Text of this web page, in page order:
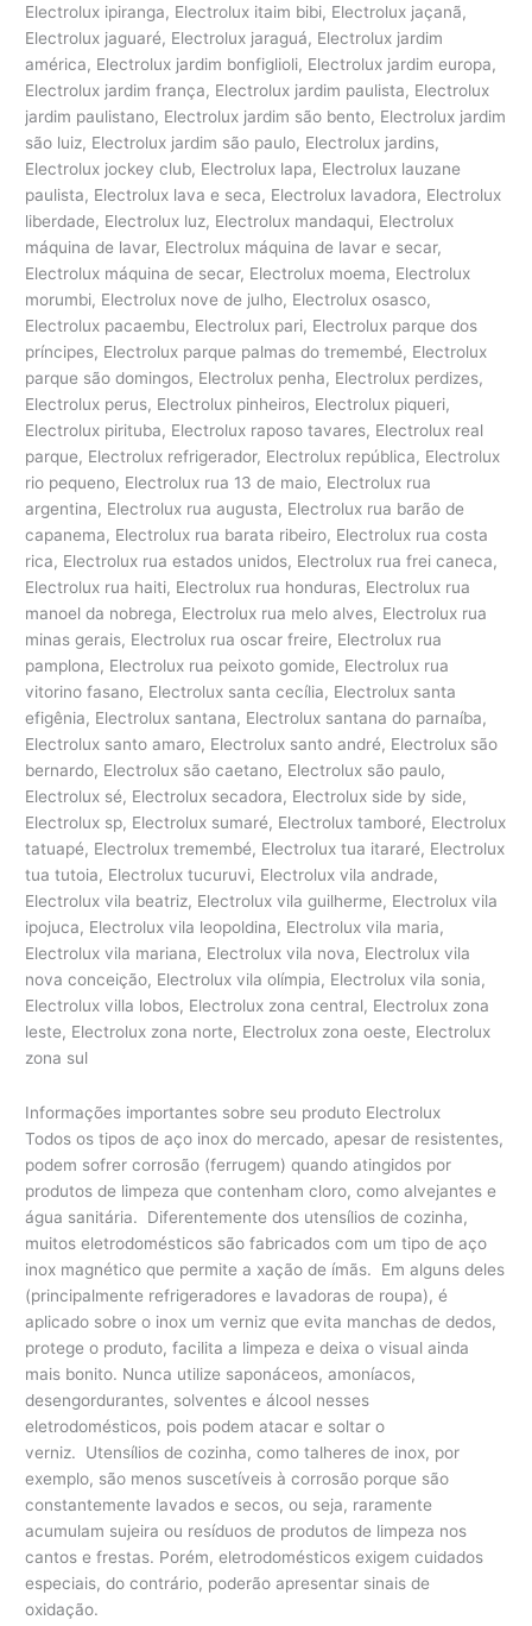
Electrolux ipiranga, Electrolux itaim bibi, Electrolux jaçanã,
Electrolux jaguaré, Electrolux jaraguá, Electrolux jardim
américa, Electrolux jardim bonfiglioli, Electrolux jardim europa,
Electrolux jardim frança, Electrolux jardim paulista, Electrolux
jardim paulistano, Electrolux jardim são bento, Electrolux jardim
são luiz, Electrolux jardim são paulo, Electrolux jardins,
Electrolux jockey club, Electrolux lapa, Electrolux lauzane
paulista, Electrolux lava e seca, Electrolux lavadora, Electrolux
liberdade, Electrolux luz, Electrolux mandaqui, Electrolux
máquina de lavar, Electrolux máquina de lavar e secar,
Electrolux máquina de secar, Electrolux moema, Electrolux
morumbi, Electrolux nove de julho, Electrolux osasco,
Electrolux pacaembu, Electrolux pari, Electrolux parque dos
príncipes, Electrolux parque palmas do tremembé, Electrolux
parque são domingos, Electrolux penha, Electrolux perdizes,
Electrolux perus, Electrolux pinheiros, Electrolux piqueri,
Electrolux pirituba, Electrolux raposo tavares, Electrolux real
parque, Electrolux refrigerador, Electrolux república, Electrolux
rio pequeno, Electrolux rua 13 de maio, Electrolux rua
argentina, Electrolux rua augusta, Electrolux rua barão de
capanema, Electrolux rua barata ribeiro, Electrolux rua costa
rica, Electrolux rua estados unidos, Electrolux rua frei caneca,
Electrolux rua haiti, Electrolux rua honduras, Electrolux rua
manoel da nobrega, Electrolux rua melo alves, Electrolux rua
minas gerais, Electrolux rua oscar freire, Electrolux rua
pamplona, Electrolux rua peixoto gomide, Electrolux rua
vitorino fasano, Electrolux santa cecília, Electrolux santa
efigênia, Electrolux santana, Electrolux santana do parnaíba,
Electrolux santo amaro, Electrolux santo andré, Electrolux são
bernardo, Electrolux são caetano, Electrolux são paulo,
Electrolux sé, Electrolux secadora, Electrolux side by side,
Electrolux sp, Electrolux sumaré, Electrolux tamboré, Electrolux
tatuapé, Electrolux tremembé, Electrolux tua itararé, Electrolux
tua tutoia, Electrolux tucuruvi, Electrolux vila andrade,
Electrolux vila beatriz, Electrolux vila guilherme, Electrolux vila
ipojuca, Electrolux vila leopoldina, Electrolux vila maria,
Electrolux vila mariana, Electrolux vila nova, Electrolux vila
nova conceição, Electrolux vila olímpia, Electrolux vila sonia,
Electrolux villa lobos, Electrolux zona central, Electrolux zona
leste, Electrolux zona norte, Electrolux zona oeste, Electrolux
zona sul
Informações importantes sobre seu produto Electrolux
Todos os tipos de aço inox do mercado, apesar de resistentes,
podem sofrer corrosão (ferrugem) quando atingidos por
produtos de limpeza que contenham cloro, como alvejantes e
água sanitária. Diferentemente dos utensílios de cozinha,
muitos eletrodomésticos são fabricados com um tipo de aço
inox magnético que permite a xação de ímãs. Em alguns deles
(principalmente refrigeradores e lavadoras de roupa), é
aplicado sobre o inox um verniz que evita manchas de dedos,
protege o produto, facilita a limpeza e deixa o visual ainda
mais bonito. Nunca utilize saponáceos, amoníacos,
desengordurantes, solventes e álcool nesses
eletrodomésticos, pois podem atacar e soltar o
verniz. Utensílios de cozinha, como talheres de inox, por
exemplo, são menos suscetíveis à corrosão porque são
constantemente lavados e secos, ou seja, raramente
acumulam sujeira ou resíduos de produtos de limpeza nos
cantos e frestas. Porém, eletrodomésticos exigem cuidados
especiais, do contrário, poderão apresentar sinais de
oxidação.